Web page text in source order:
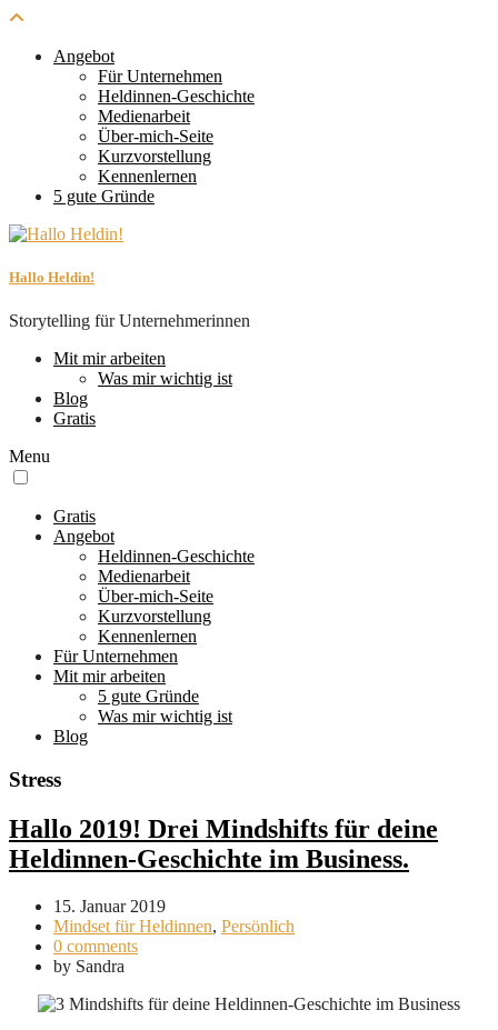
Angebot
Für Unternehmen
Heldinnen-Geschichte
Medienarbeit
Über-mich-Seite
Kurzvorstellung
Kennenlernen
5 gute Gründe
Hallo Heldin!
Storytelling für Unternehmerinnen
Mit mir arbeiten
Was mir wichtig ist
Blog
Gratis
Menu
Gratis
Angebot
Heldinnen-Geschichte
Medienarbeit
Über-mich-Seite
Kurzvorstellung
Kennenlernen
Für Unternehmen
Mit mir arbeiten
5 gute Gründe
Was mir wichtig ist
Blog
Stress
Hallo 2019! Drei Mindshifts für deine
Heldinnen-Geschichte im Business.
15. Januar 2019
Mindset für Heldinnen, Persönlich
0 comments
by Sandra